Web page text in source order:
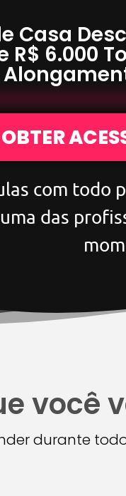
Casa
R$ 6.000
OBTER
com todo
das
você
durante